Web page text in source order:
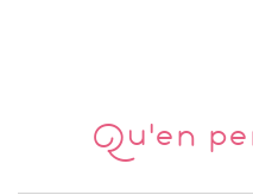
Qu'en